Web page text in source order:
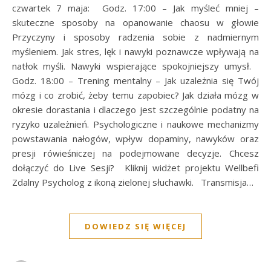
czwartek 7 maja: Godz. 17:00 – Jak myśleć mniej –
skuteczne sposoby na opanowanie chaosu w głowie
Przyczyny i sposoby radzenia sobie z nadmiernym
myśleniem. Jak stres, lęk i nawyki poznawcze wpływają na
natłok myśli. Nawyki wspierające spokojniejszy umysł.
Godz. 18:00 – Trening mentalny – Jak uzależnia się Twój
mózg i co zrobić, żeby temu zapobiec? Jak działa mózg w
okresie dorastania i dlaczego jest szczególnie podatny na
ryzyko uzależnień. Psychologiczne i naukowe mechanizmy
powstawania nałogów, wpływ dopaminy, nawyków oraz
presji rówieśniczej na podejmowane decyzje. Chcesz
dołączyć do Live Sesji? Kliknij widżet projektu Wellbefi
Zdalny Psycholog z ikoną zielonej słuchawki. Transmisja…
DOWIEDZ SIĘ WIĘCEJ